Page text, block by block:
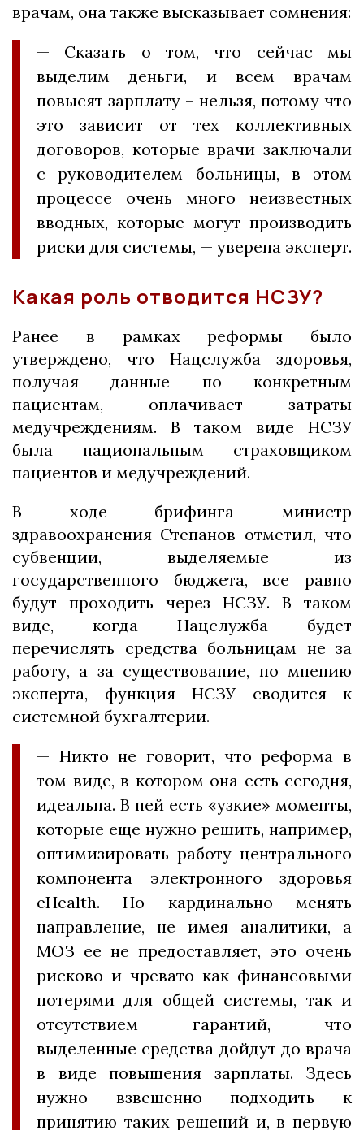
врачам, она также высказывает сомнения:
— Сказать о том, что сейчас мы
выделим деньги, и всем врачам
повысят зарплату – нельзя, потому что
это зависит от тех коллективных
договоров, которые врачи заключали
с руководителем больницы, в этом
процессе очень много неизвестных
вводных, которые могут производить
риски для системы, — уверена эксперт.
Какая роль отводится НСЗУ?
Ранее в рамках реформы было
утверждено, что Нацслужба здоровья,
получая данные по конкретным
пациентам, оплачивает затраты
медучреждениям. В таком виде НСЗУ
была национальным страховщиком
пациентов и медучреждений.
В ходе брифинга министр
здравоохранения Степанов отметил, что
субвенции, выделяемые из
государственного бюджета, все равно
будут проходить через НСЗУ. В таком
виде, когда Нацслужба будет
перечислять средства больницам не за
работу, а за существование, по мнению
эксперта, функция НСЗУ сводится к
системной бухгалтерии.
— Никто не говорит, что реформа в
том виде, в котором она есть сегодня,
идеальна. В ней есть «узкие» моменты,
которые еще нужно решить, например,
оптимизировать работу центрального
компонента электронного здоровья
eHealth. Но кардинально менять
направление, не имея аналитики, а
МОЗ ее не предоставляет, это очень
рисково и чревато как финансовыми
потерями для общей системы, так и
отсутствием гарантий, что
выделенные средства дойдут до врача
в виде повышения зарплаты. Здесь
нужно взвешенно подходить к
принятию таких решений и, в первую